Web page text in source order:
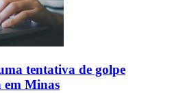
tentativa de golpe
em Minas